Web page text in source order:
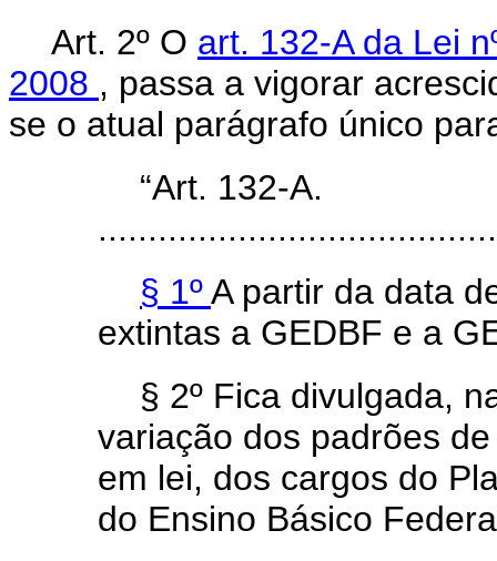
Art. 2º O art. 132-A da Lei
2008 , passa a vigorar
se o atual parágrafo único
“Art. 132-A.
§ 1ºA partir da data
extintas a GEDBF e a
§ 2º Fica divulgada,
variação dos padrões
em lei, dos cargos do
do Ensino Básico